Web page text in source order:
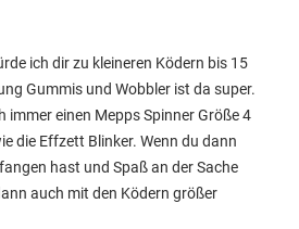
ich dir zu kleineren Ködern bis 15
Gummis und Wobbler ist da super.
immer einen Mepps Spinner Größe 4
die Effzett Blinker. Wenn du dann
hast und Spaß an der Sache
auch mit den Ködern größer